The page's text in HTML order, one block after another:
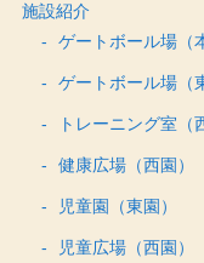
施設紹介
ゲートボール場（
ゲートボール場（
トレーニング室（
健康広場（西園）
児童園（東園）
児童広場（西園）